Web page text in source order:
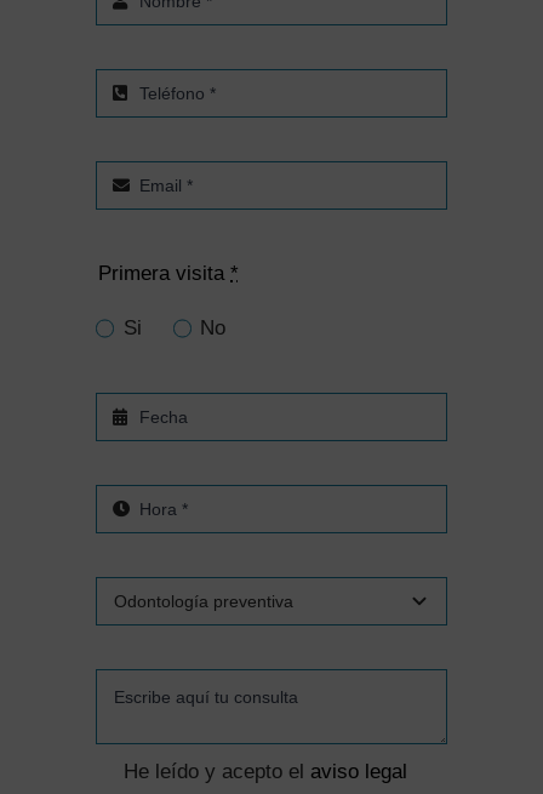
Primera visita*
Si No
He leído y acepto el aviso legal